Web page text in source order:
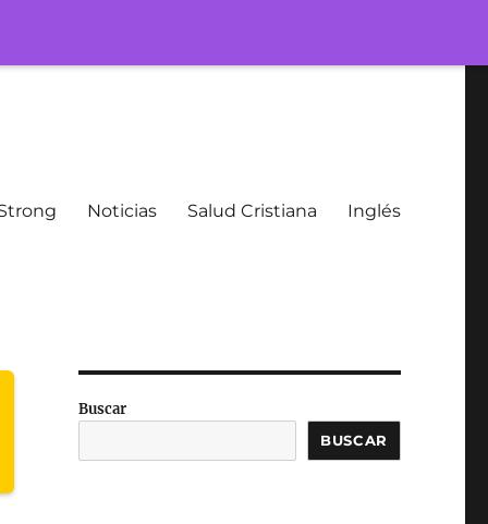
Noticias Salud Cristiana Inglés
Buscar
BUSCAR